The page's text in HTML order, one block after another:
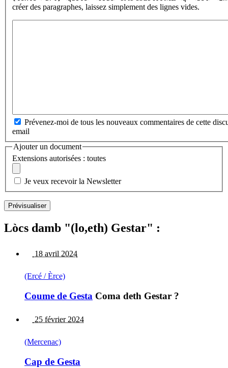
créer des paragraphes, laissez simplement des lignes vides.
Prévenez-moi de tous les nouveaux commentaires de cette
email
Ajouter un document
Extensions autorisées : toutes
Je veux recevoir la Newsletter
Lòcs damb "(lo,eth) Gestar" :
18 avril 2024
(Ercé / Èrce)
Coume de Gesta Coma deth Gestar ?
25 février 2024
(Mercenac)
Cap de Gesta